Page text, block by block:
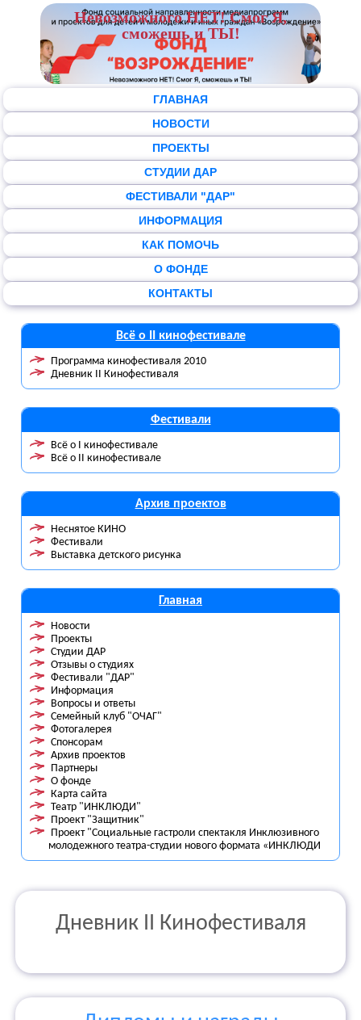
Невозможного НЕТ! Смог Я,
сможешь и ТЫ!
ГЛАВНАЯ
НОВОСТИ
ПРОЕКТЫ
СТУДИИ ДАР
ФЕСТИВАЛИ "ДАР"
ИНФОРМАЦИЯ
КАК ПОМОЧЬ
О ФОНДЕ
КОНТАКТЫ
Всё о II кинофестивале
Программа кинофестиваля 2010
Дневник II Кинофестиваля
Фестивали
Всё о I кинофестивале
Всё о II кинофестивале
Архив проектов
Неснятое КИНО
Фестивали
Выставка детского рисунка
Главная
Новости
Проекты
Студии ДАР
Отзывы о студиях
Фестивали "ДАР"
Информация
Вопросы и ответы
Семейный клуб "ОЧАГ"
Фотогалерея
Спонсорам
Архив проектов
Партнеры
О фонде
Карта сайта
Театр "ИНКЛЮДИ"
Проект "Защитник"
Проект "Социальные гастроли спектакля Инклюзивного
молодежного театра-студии нового формата «ИНКЛЮДИ
Дневник II Кинофестиваля